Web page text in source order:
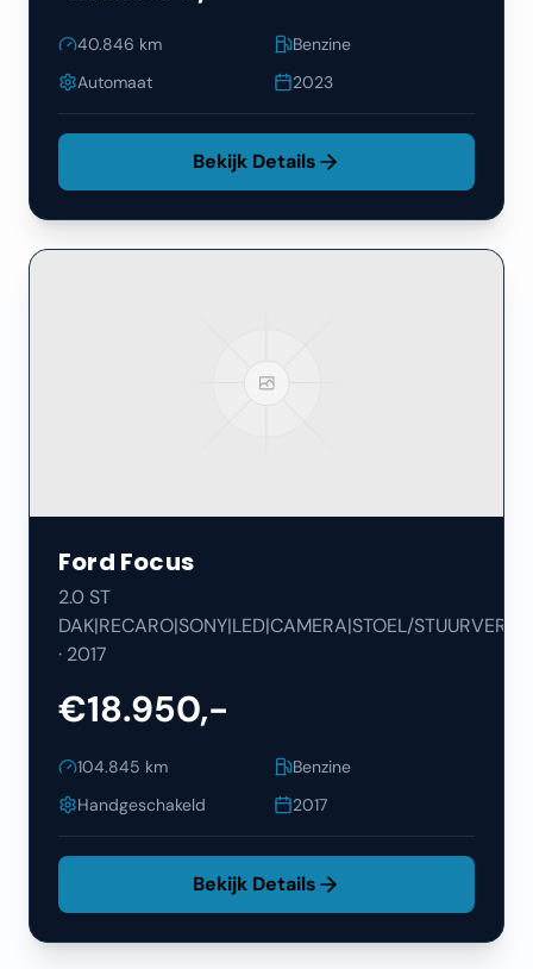
40.846 km
Benzine
Automaat
2023
Bekijk Details
Ford Focus
2.0 ST
DAK|RECARO|SONY|LED|CAMERA|STOEL/STUURVERW|
· 2017
€18.950,-
104.845 km
Benzine
Handgeschakeld
2017
Bekijk Details